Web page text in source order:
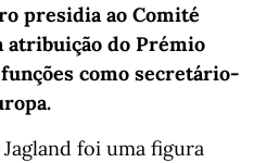
presidia ao Comité
atribuição do Prémio
como secretário-
foi uma figura